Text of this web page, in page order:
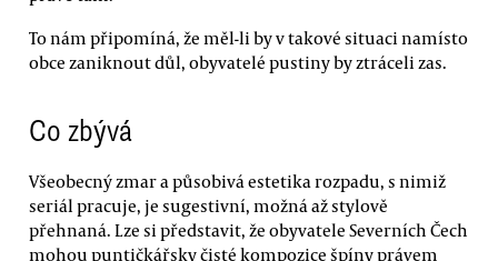
To nám připomíná, že měl-li by v takové situaci namísto
obce zaniknout důl, obyvatelé pustiny by ztráceli zas.
Co zbývá
Všeobecný zmar a působivá estetika rozpadu, s nimiž
seriál pracuje, je sugestivní, možná až stylově
přehnaná. Lze si představit, že obyvatele Severních Čech
mohou puntičkářsky čisté kompozice špíny právem